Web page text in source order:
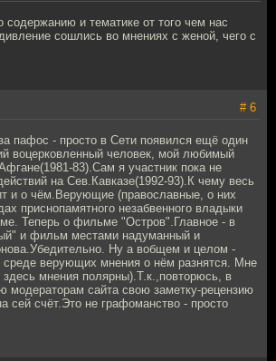
и тематике от того чем нас
сошлись во мнениях с женой, чего с
# 6
пафос - просто в Сети появился ещё один
воцерковленный человек, мой любимый
83).Сам я участник пока не
на Сев.Кавказе(1992-93).К чему весь
и о чём.Верующие (православные, о них
приснопамятного незабвенного владыки
Теперь о фильме "Остров".Главное - в
и фильм местами надуманный и
Ну а вобщем и целом -
среде верующих мнения о нём разнятся. Мне
мнения полярны).Т.к.,повторюсь, в
модераторам сайта свою заметку-рецензию
сей счёт.Это не графоманство - просто